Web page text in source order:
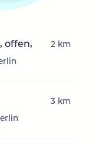
offen, 2 km
3 km